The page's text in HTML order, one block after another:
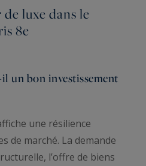
luxe dans le
8e
un bon investissement
une résilience
de marché. La demande
l’offre de biens